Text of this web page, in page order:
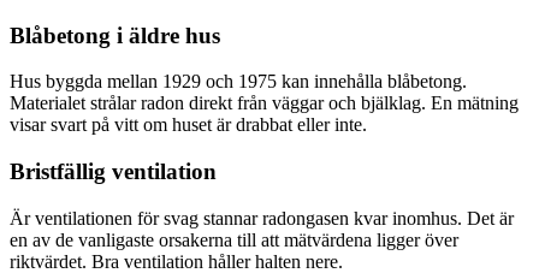
Blåbetong i äldre hus
Hus byggda mellan 1929 och 1975 kan innehålla blåbetong.
Materialet strålar radon direkt från väggar och bjälklag. En mätning
visar svart på vitt om huset är drabbat eller inte.
Bristfällig ventilation
Är ventilationen för svag stannar radongasen kvar inomhus. Det är
en av de vanligaste orsakerna till att mätvärdena ligger över
riktvärdet. Bra ventilation håller halten nere.